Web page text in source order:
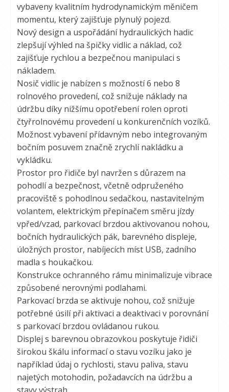
vybaveny kvalitním hydrodynamickým měničem
momentu, který zajišťuje plynulý pojezd.
Nový design a uspořádání hydraulických hadic
zlepšují výhled na špičky vidlic a náklad, což
zajišťuje rychlou a bezpečnou manipulaci s
nákladem.
Nosič vidlic je nabízen s možností 6 nebo 8
rolnového provedení, což snižuje náklady na
údržbu díky nižšímu opotřebení rolen oproti
čtyřrolnovému provedení u konkurenčních vozíků.
Možnost vybavení přídavným nebo integrovaným
bočním posuvem značně zrychlí nakládku a
vykládku.
Prostor pro řidiče byl navržen s důrazem na
pohodlí a bezpečnost, včetně odpruženého
pracoviště s pohodlnou sedačkou, nastavitelným
volantem, elektrickým přepínačem směru jízdy
vpřed/vzad, parkovací brzdou aktivovanou nohou,
bočních hydraulických pák, barevného displeje,
úložných prostor, nabíjecích míst USB, zadního
madla s houkačkou.
Konstrukce ochranného rámu minimalizuje vibrace
způsobené nerovnými podlahami.
Parkovací brzda se aktivuje nohou, což snižuje
potřebné úsilí při aktivaci a deaktivaci v porovnání
s parkovací brzdou ovládanou rukou.
Displej s barevnou obrazovkou poskytuje řidiči
širokou škálu informací o stavu vozíku jako je
například údaj o rychlosti, stavu paliva, stavu
najetých motohodin, požadavcích na údržbu a